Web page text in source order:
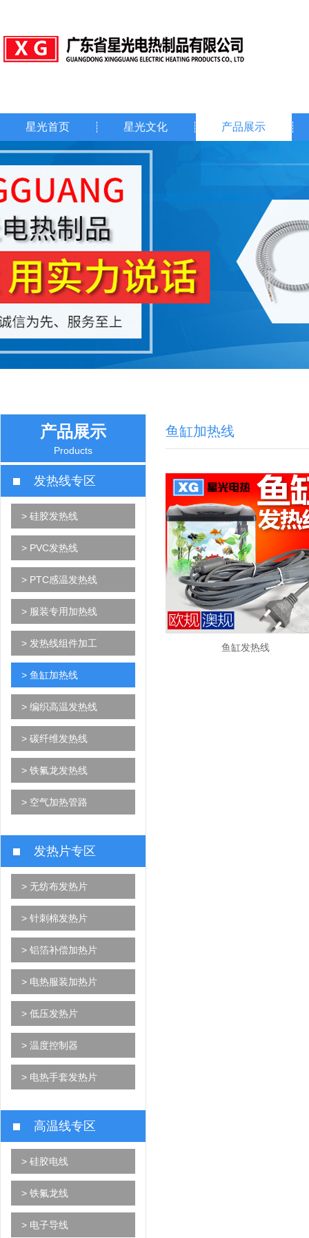
星光首页 星光文化 产品展示
产品展示
Products
发热线专区
> 硅胶发热线
> PVC发热线
> PTC感温发热线
> 服装专用加热线
> 发热线组件加工
> 鱼缸加热线
> 编织高温发热线
> 碳纤维发热线
> 铁氟龙发热线
> 空气加热管路
发热片专区
> 无纺布发热片
> 针刺棉发热片
> 铝箔补偿加热片
> 电热服装加热片
> 低压发热片
> 温度控制器
> 电热手套发热片
高温线专区
> 硅胶电线
> 铁氟龙线
> 电子导线
鱼缸加热线
鱼缸发热线